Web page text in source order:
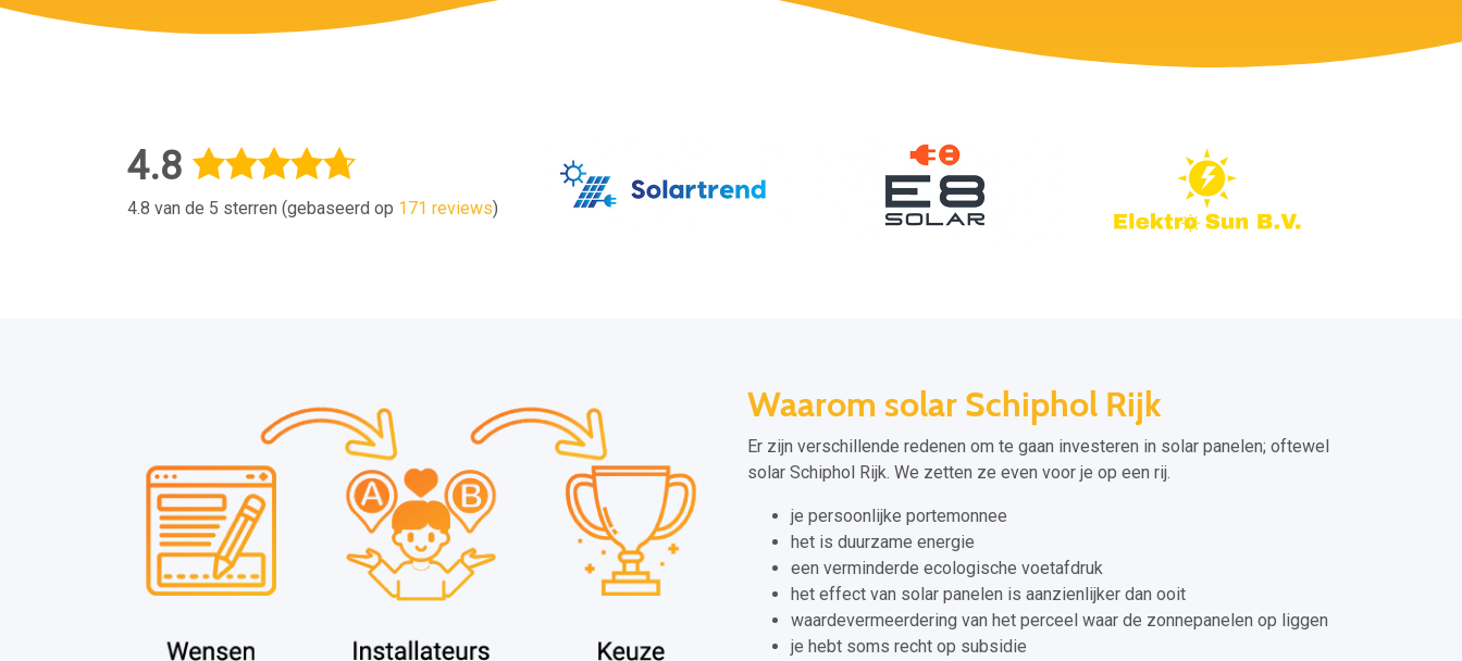
4.8
4.8 van de 5 sterren (gebaseerd op 171 reviews)
Waarom solar Schiphol Rijk
Er zijn verschillende redenen om te gaan investeren in solar panelen; oftewel
solar Schiphol Rijk. We zetten ze even voor je op een rij.
je persoonlijke portemonnee
het is duurzame energie
een verminderde ecologische voetafdruk
het effect van solar panelen is aanzienlijker dan ooit
waardevermeerdering van het perceel waar de zonnepanelen op liggen
je hebt soms recht op subsidie